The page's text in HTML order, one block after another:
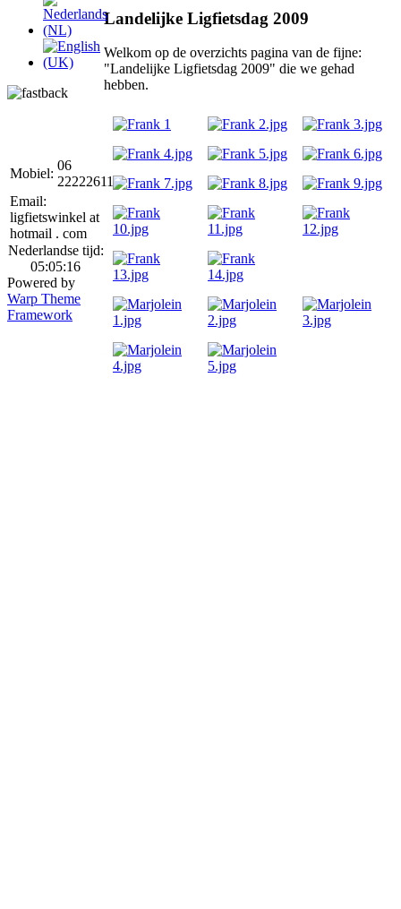
Landelijke Ligfietsdag 2009
Welkom op de overzichts pagina van de fijne:
"Landelijke Ligfietsdag 2009" die we gehad
hebben.
Mobiel:
06
22222611
Email:
ligfietswinkel at
hotmail . com
Nederlandse tijd:
05:05:16
Powered by
Warp Theme
Framework